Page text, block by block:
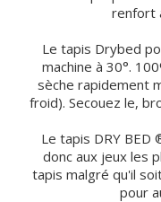
renfort
Le tapis Drybed
machine à 30°.
sèche rapidement
froid). Secouez le,
Le tapis DRY
donc aux jeux les
tapis malgré qu'il
pour